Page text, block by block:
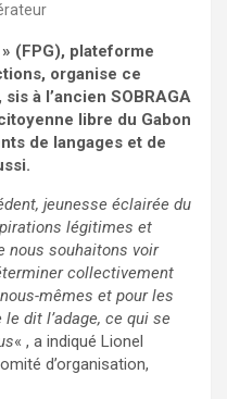
(FPG), plateforme
organise ce
à l’ancien SOBRAGA
libre du Gabon
de langages et de
jeunesse éclairée du
légitimes et
nous souhaitons voir
collectivement
mêmes et pour les
dit l’adage, ce qui se
« , a indiqué Lionel
d’organisation,